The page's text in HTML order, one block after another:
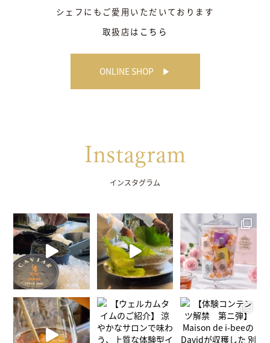
シェフにもご愛用いただいております
取扱店は こちら
ONLINE SHOP
Instagram
インスタグラム